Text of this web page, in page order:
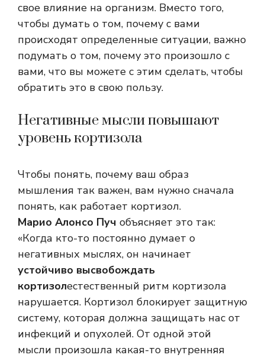
свое влияние на организм. Вместо того,
чтобы думать о том, почему с вами
происходят определенные ситуации, важно
подумать о том, почему это произошло с
вами, что вы можете с этим сделать, чтобы
обратить это в свою пользу.
Негативные мысли повышают
уровень кортизола
Чтобы понять, почему ваш образ
мышления так важен, вам нужно сначала
понять, как работает кортизол.
Марио Алонсо Пуч объясняет это так:
«Когда кто-то постоянно думает о
негативных мыслях, он начинает
устойчиво высвобождать
кортизолестественный ритм кортизола
нарушается. Кортизол блокирует защитную
систему, которая должна защищать нас от
инфекций и опухолей. От одной этой
мысли произошла какая-то внутренняя